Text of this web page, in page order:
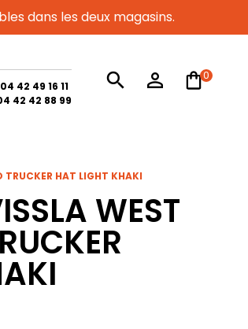
dans les deux magasins.
04 42 49 16 11
42 42 88 99
search person_outline 0
TRUCKER HAT LIGHT KHAKI
WEST